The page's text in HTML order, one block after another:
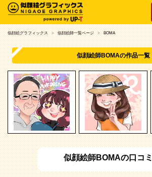
似顔絵グラフィックス 似顔絵師一覧ページ BOMA
似顔絵師BOMAの作品一覧
似顔絵師BOMAの口コミ